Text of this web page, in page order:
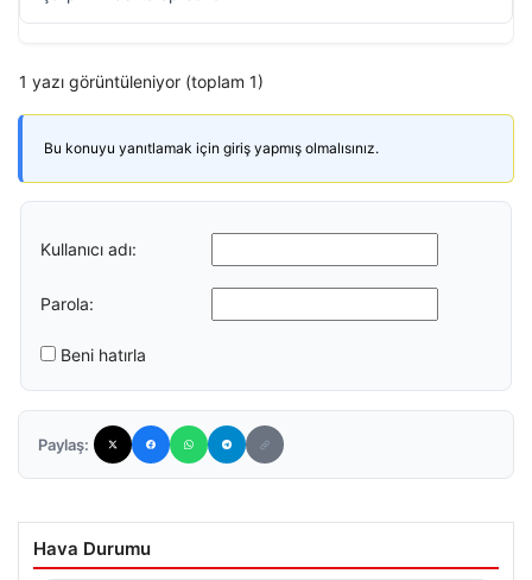
1 yazı görüntüleniyor (toplam 1)
Bu konuyu yanıtlamak için giriş yapmış olmalısınız.
Kullanıcı adı:
Parola:
Beni hatırla
Paylaş:
Hava Durumu